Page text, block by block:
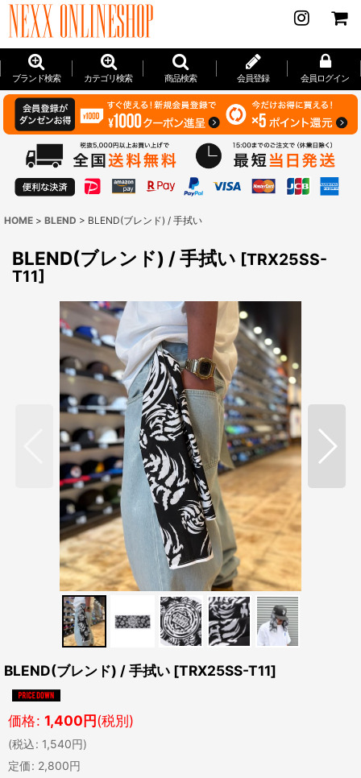
ブランド検索 カテゴリ検索 商品検索 会員登録 会員ログイン
HOME > BLEND > BLEND(ブレンド) / 手拭い
BLEND(ブレンド) / 手拭い [TRX25SS-
T11]
BLEND(ブレンド) / 手拭い [TRX25SS-T11]
価格: 1,400円(税別)
(税込: 1,540円)
定価: 2,800円